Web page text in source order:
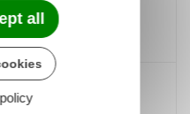
mesure
un tiers d'une
en soins
all